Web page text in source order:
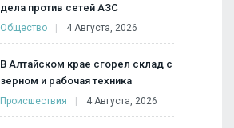
дела против сетей АЗС
Общество 4 Августа, 2026
В Алтайском крае сгорел склад с
зерном и рабочая техника
Происшествия 4 Августа, 2026